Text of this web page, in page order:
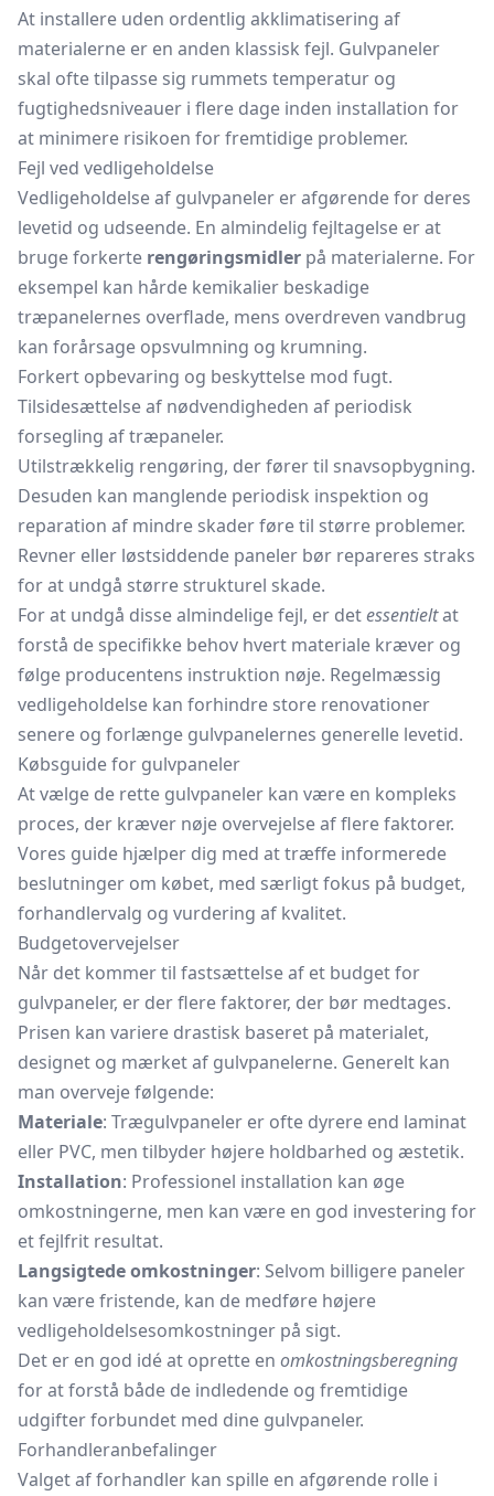
At installere uden ordentlig akklimatisering af
materialerne er en anden klassisk fejl. Gulvpaneler
skal ofte tilpasse sig rummets temperatur og
fugtighedsniveauer i flere dage inden installation for
at minimere risikoen for fremtidige problemer.
Fejl ved vedligeholdelse
Vedligeholdelse af gulvpaneler er afgørende for deres
levetid og udseende. En almindelig fejltagelse er at
bruge forkerte rengøringsmidler på materialerne. For
eksempel kan hårde kemikalier beskadige
træpanelernes overflade, mens overdreven vandbrug
kan forårsage opsvulmning og krumning.
Forkert opbevaring og beskyttelse mod fugt.
Tilsidesættelse af nødvendigheden af periodisk
forsegling af træpaneler.
Utilstrækkelig rengøring, der fører til snavsopbygning.
Desuden kan manglende periodisk inspektion og
reparation af mindre skader føre til større problemer.
Revner eller løstsiddende paneler bør repareres straks
for at undgå større strukturel skade.
For at undgå disse almindelige fejl, er detessentieltat
forstå de specifikke behov hvert materiale kræver og
følge producentens instruktion nøje. Regelmæssig
vedligeholdelse kan forhindre store renovationer
senere og forlænge gulvpanelernes generelle levetid.
Købsguide for gulvpaneler
At vælge de rette gulvpaneler kan være en kompleks
proces, der kræver nøje overvejelse af flere faktorer.
Vores guide hjælper dig med at træffe informerede
beslutninger om købet, med særligt fokus på budget,
forhandlervalg og vurdering af kvalitet.
Budgetovervejelser
Når det kommer til fastsættelse af et budget for
gulvpaneler, er der flere faktorer, der bør medtages.
Prisen kan variere drastisk baseret på materialet,
designet og mærket af gulvpanelerne. Generelt kan
man overveje følgende:
Materiale: Trægulvpaneler er ofte dyrere end laminat
eller PVC, men tilbyder højere holdbarhed og æstetik.
Installation: Professionel installation kan øge
omkostningerne, men kan være en god investering for
et fejlfrit resultat.
Langsigtede omkostninger: Selvom billigere paneler
kan være fristende, kan de medføre højere
vedligeholdelsesomkostninger på sigt.
Det er en god idé at oprette en omkostningsberegning
for at forstå både de indledende og fremtidige
udgifter forbundet med dine gulvpaneler.
Forhandleranbefalinger
Valget af forhandler kan spille en afgørende rolle i